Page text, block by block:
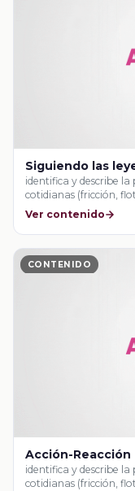
Siguiendo las
identifica y describe la
cotidianas (fricción,
Ver contenido
CONTENIDO
Acción-Reacción
identifica y describe la
cotidianas (fricción,